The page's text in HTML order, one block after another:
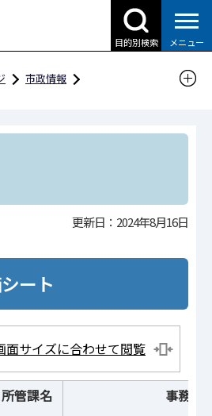
目的別検索 メニュー
市政情報
令和6年度事務事業評価
更新日：2024年8月16日
ート
面サイズに合わせて閲覧
所管課名 事務事